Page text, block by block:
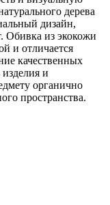
дерева
дизайн,
Обивка из экокожи
и отличается
качественных
изделия и
органично
пространства.